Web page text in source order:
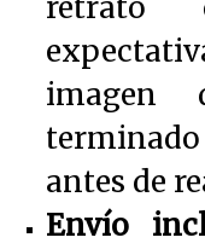
retrato
imagen
antes de
Envío